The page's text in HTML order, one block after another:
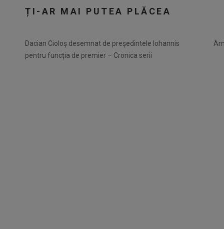
ȚI-AR MAI PUTEA PLĂCEA
Dacian Cioloș desemnat de președintele Iohannis
pentru funcția de premier – Cronica serii